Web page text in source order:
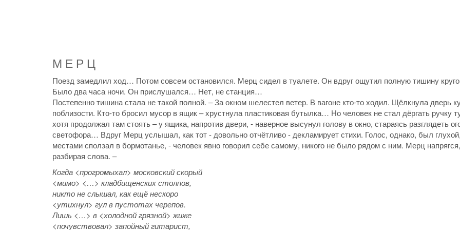
М Е Р Ц
Поезд замедлил ход… Потом совсем остановился. Мерц сидел в туалете. Он вдруг ощутил полную тишину
Было два часа ночи. Он прислушался… Нет, не станция…
Постепенно тишина стала не такой полной. – За окном шелестел ветер. В вагоне кто-то ходил. Щёлкнула дверь
поблизости. Кто-то бросил мусор в ящик – хрустнула пластиковая бутылка… Но человек не стал дёргать ручку
хотя продолжал там стоять – у ящика, напротив двери, - наверное высунул голову в окно, стараясь разглядеть
светофора… Вдруг Мерц услышал, как тот - довольно отчётливо - декламирует стихи. Голос, однако, был глухой,
местами сползал в бормотанье, - человек явно говорил себе самому, никого не было рядом с ним. Мерц напрягся,
разбирая слова. –
Когда <прогромыхал> московский скорый
<мимо> <…> кладбищенских столпов,
никто не слышал, как ещё нескоро
<утихнул> гул в пустотах черепов.
Лишь <…> в <холодной грязной> жиже
<почувствовал> запойный гитарист,